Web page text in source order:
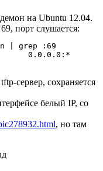
на Ubuntu 12.04.
порт слушается:
| grep :69
0.0.0.0:*
сервер, сохраняется
белый IP, со
, но там